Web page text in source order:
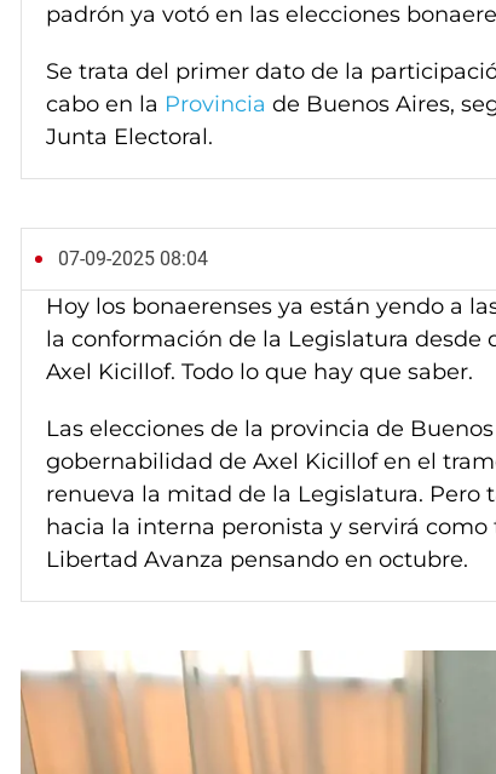
padrón ya votó en las elecciones
Se trata del primer dato de la
cabo en la Provincia de Buenos Aires,
Junta Electoral.
07-09-2025 08:04
Hoy los bonaerenses ya están yendo a
la conformación de la Legislatura
Axel Kicillof. Todo lo que hay que saber.
Las elecciones de la provincia de
gobernabilidad de Axel Kicillof en el
renueva la mitad de la Legislatura.
hacia la interna peronista y servirá
Libertad Avanza pensando en octubre.